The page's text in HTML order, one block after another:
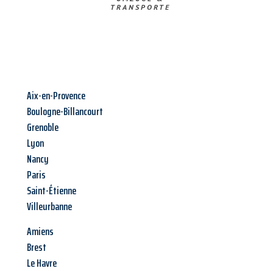
TRANSPORTE
Aix-en-Provence
Boulogne-Billancourt
Grenoble
Lyon
Nancy
Paris
Saint-Étienne
Villeurbanne
Amiens
Brest
Le Havre